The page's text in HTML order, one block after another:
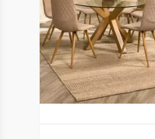
Vista Previa